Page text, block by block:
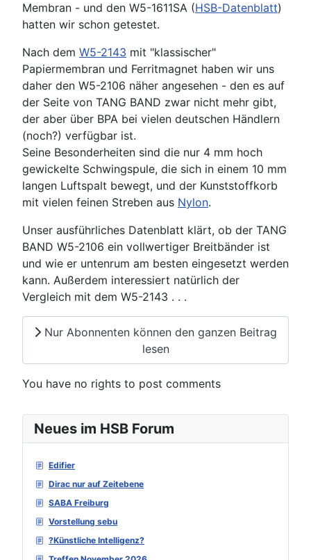
Neues im HSB Forum
Edifier
Dirac nur auf Zeitebene
SABA Freiburg
Vorstellung sebu
?Künstliche Intelligenz?
Membran - und den W5-1611SA (HSB-Datenblatt)
hatten wir schon getestet.
Nach dem W5-2143 mit "klassischer"
Papiermembran und Ferritmagnet haben wir uns
daher den W5-2106 näher angesehen - den es auf
der Seite von TANG BAND zwar nicht mehr gibt,
der aber über BPA bei vielen deutschen Händlern
(noch?) verfügbar ist.
Seine Besonderheiten sind die nur 4 mm hoch
gewickelte Schwingspule, die sich in einem 10 mm
langen Luftspalt bewegt, und der Kunststoffkorb
mit vielen feinen Streben aus Nylon.
Unser ausführliches Datenblatt klärt, ob der TANG
BAND W5-2106 ein vollwertiger Breitbänder ist
und wie er untenrum am besten eingesetzt werden
kann. Außerdem interessiert natürlich der
Vergleich mit dem W5-2143 . . .
Nur Abonnenten können den ganzen Beitrag
lesen
You have no rights to post comments